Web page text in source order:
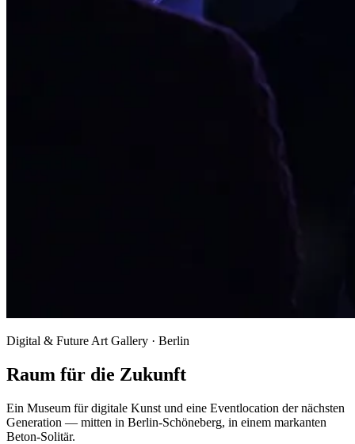
Digital & Future Art Gallery · Berlin
Raum für die Zukunft
Ein Museum für digitale Kunst und eine Eventlocation der nächsten
Generation — mitten in Berlin-Schöneberg, in einem markanten
Beton-Solitär.